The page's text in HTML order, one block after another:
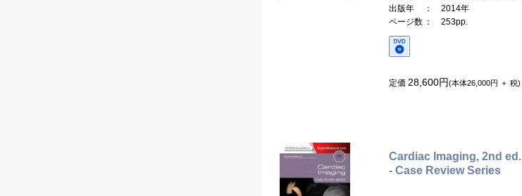
出版年
： 2014年
ページ数 ： 253pp.
定価 28,600円(本体26,000円 ＋ 税)
Cardiac Imaging, 2nd ed.
- Case Review Series